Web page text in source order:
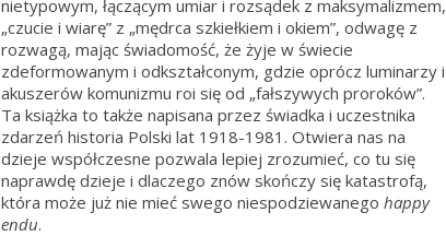
nietypowym, łączącym umiar i rozsądek z maksymalizmem,
„czucie i wiarę” z „mędrca szkiełkiem i okiem”, odwagę z
rozwagą, mając świadomość, że żyje w świecie
zdeformowanym i odkształconym, gdzie oprócz luminarzy i
akuszerów komunizmu roi się od „fałszywych proroków”.
Ta książka to także napisana przez świadka i uczestnika
zdarzeń historia Polski lat 1918-1981. Otwiera nas na
dzieje współczesne pozwala lepiej zrozumieć, co tu się
naprawdę dzieje i dlaczego znów skończy się katastrofą,
która może już nie mieć swego niespodziewanego happy
endu.